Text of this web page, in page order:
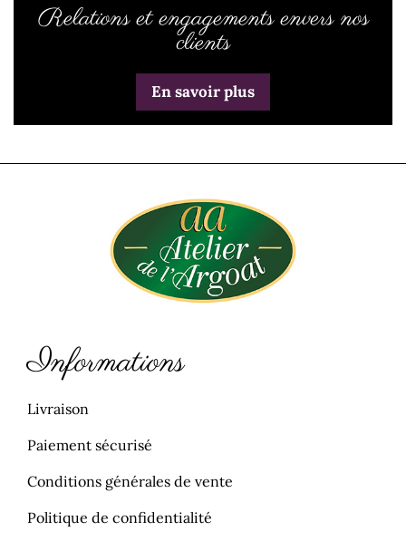
Relations et engagements envers nos
clients
En savoir plus
Informations
Livraison
Paiement sécurisé
Conditions générales de vente
Politique de confidentialité